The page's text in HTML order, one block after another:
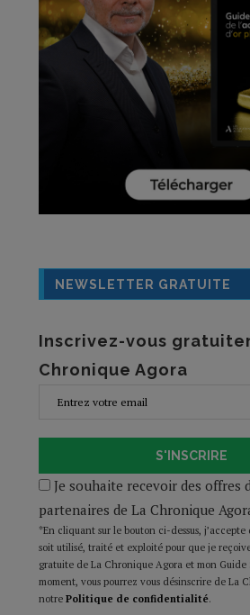
NEWSLETTER GRATUITE
Inscrivez-vous
Chronique Agora
S'INSCRIRE
Je souhaite recevoir des offres
partenaires de La Chronique
*En cliquant sur le bouton ci-dessus, j’accepte
soit utilisé, traité et exploité pour que je
gratuite de La Chronique Agora et mon
moment, vous pourrez vous désinscrire de La
notre Politique de confidentialité.